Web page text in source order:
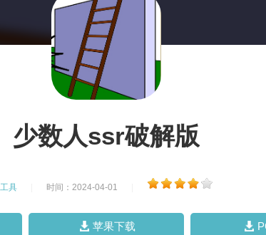
少数人ssr破解版
工具 时间：2024-04-01
苹果下载